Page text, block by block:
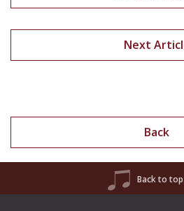
Next
Back
Back to top